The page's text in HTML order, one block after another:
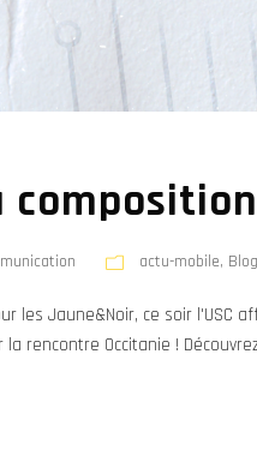
actu-mobile, Blog
les Jaune&Noir, ce soir l'USC
rencontre Occitanie !